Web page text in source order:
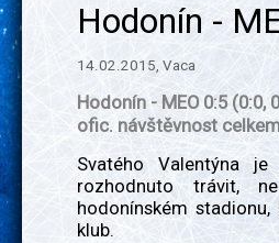
Hodonín -
14.02.2015, Vaca
Hodonín - MEO 0:5 (0:0,
ofic. návštěvnost
Svatého Valentýna
rozhodnuto trávit,
hodonínském
klub.